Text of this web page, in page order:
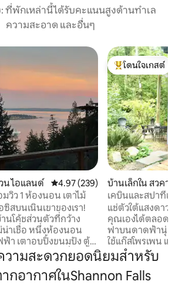
ที่พักเหล่านี้ได้รับคะแนนสูงด้านทำเล
ความสะอาด และอื่นๆ
วน ไอแลนด์ คะแนนเฉลี่ย 4.97 จาก 5, 239 รีวิว
4.97 (239)
วิว 1 ห้องนอน เตาไม้
สบนเนินเขาของเรา!
นโค้ชส่วนตัวที่กว้าง
น่าเชื่อ หนึ่งห้องนอน
ฟ้า เตาอบปิ้งขนมปัง ตู้
บดึงออกได้ ห้องนั่งเล่น
รัก ขับรถ 5 นาทีถึงอ่าว/
คลายบนลานระเบียงส่วน
โดนใจเกสต์ที่สุด
โดนใจเกสต์
บ้านเล็กใน สวคามิช
เคบินและสปาที่เงี
น่าลับ
แช่ตัวใต้แสงดาวใ
คุณเองได้ตลอดทั้
ฟาบนดาดฟ้านุ่มส
ใช้แก๊สโพรเพน แส
ตามเส้นทางริมแม่
เห็นใครเลย โดยเฉพาะอย่างยิ่งเมื่อหิมะ
ตกลงมาอย่างน่าอัศจรรย์ ตกป
วามสะดวกยอดนิยมสำหรับ
อากาศในShannon Falls